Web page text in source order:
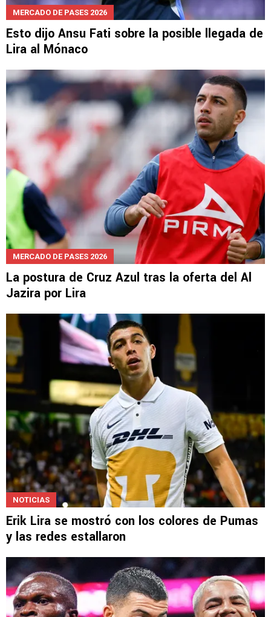
MERCADO DE PASES 2026
Esto dijo Ansu Fati sobre la posible llegada de
Lira al Mónaco
MERCADO DE PASES 2026
La postura de Cruz Azul tras la oferta del Al
Jazira por Lira
NOTICIAS
Erik Lira se mostró con los colores de Pumas
y las redes estallaron